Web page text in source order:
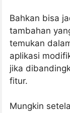
Bahkan bisa
tambahan
temukan
aplikasi
jika
fitur.
Mungkin